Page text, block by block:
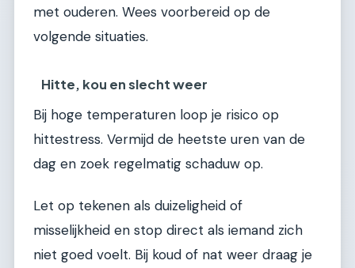
met ouderen. Wees voorbereid op de
volgende situaties.
Hitte, kou en slecht weer
Bij hoge temperaturen loop je risico op
hittestress. Vermijd de heetste uren van de
dag en zoek regelmatig schaduw op.
Let op tekenen als duizeligheid of
misselijkheid en stop direct als iemand zich
niet goed voelt. Bij koud of nat weer draag je